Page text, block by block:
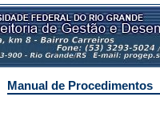
Manual de Procedimentos